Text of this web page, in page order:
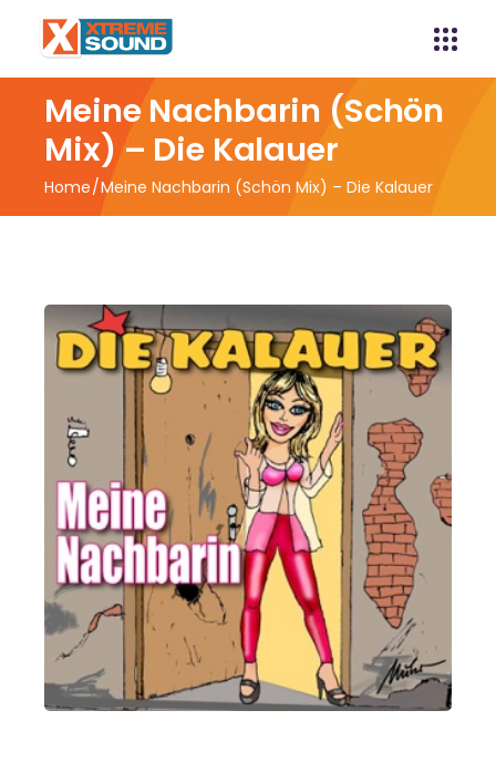
Meine Nachbarin (Schön
Mix) – Die Kalauer
Home Meine Nachbarin (Schön Mix) – Die Kalauer